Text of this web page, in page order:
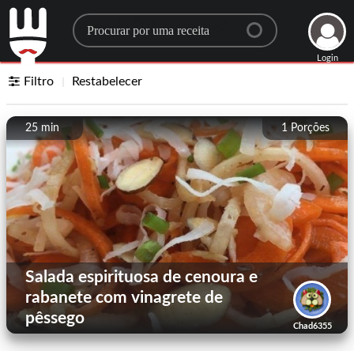
Search for a recipe
Login
Filtro Restabelecer
1Porções
25 min
Chad6355
Salada espirituosa de cenoura e
rabanete com vinagrete de
pêssego